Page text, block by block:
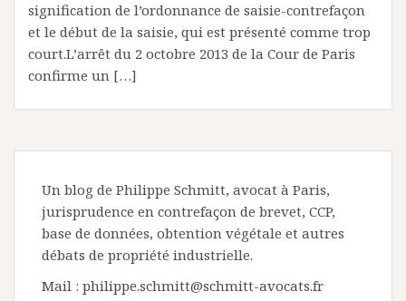
signification de l’ordonnance de saisie-contrefaçon
et le début de la saisie, qui est présenté comme trop
court.L’arrêt du 2 octobre 2013 de la Cour de Paris
confirme un […]
Un blog de Philippe Schmitt, avocat à Paris,
jurisprudence en contrefaçon de brevet, CCP,
base de données, obtention végétale et autres
débats de propriété industrielle.
Mail : philippe.schmitt@schmitt-avocats.fr